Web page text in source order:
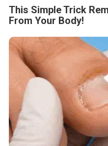
This Simple Trick
From Your Body!